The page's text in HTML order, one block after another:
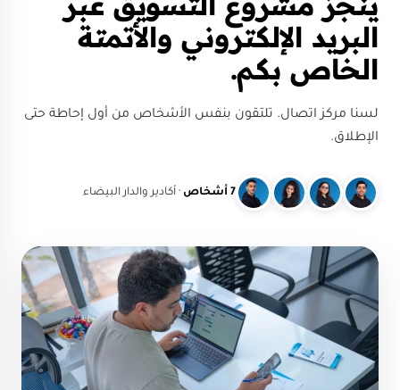
البريد الإلكتروني والأتمتة
الخاص بكم.
لسنا مركز اتصال. تلتقون بنفس الأشخاص من أول إحاطة حتى
الإطلاق.
7 أشخاص · أكادير والدار البيضاء